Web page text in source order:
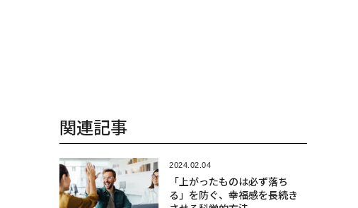
関連記事
2024.02.04
「上がったものは必ず落ち
る」を防ぐ、幸福感を長続き